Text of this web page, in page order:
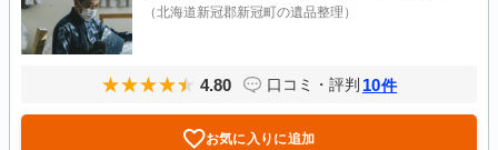
（北海道新冠郡新冠町の遺品整理）
4.80 口コミ・評判 10件
お気に入りに追加